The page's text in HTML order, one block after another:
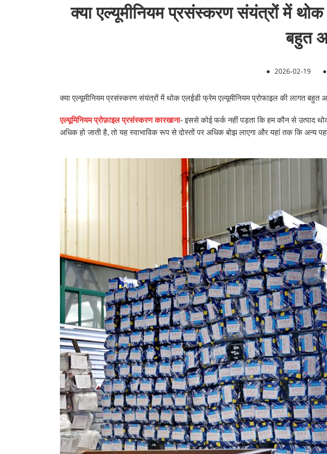
क्या एल्यूमीनियम प्रसंस्करण संयंत्रों में
बहुत
● 2026-02-19 ●
क्या एल्यूमीनियम प्रसंस्करण संयंत्रों में थोक एलईडी फ्रेम एल्यूमीनियम प्रोफाइल की लागत बहुत
एल्यूमिनियम प्रोफ़ाइल प्रसंस्करण कारखाना- इससे कोई फर्क नहीं पड़ता कि हम कौन से उत्पाद
अधिक हो जाती है, तो यह स्वाभाविक रूप से दोस्तों पर अधिक बोझ लाएगा और यहां तक ​​कि